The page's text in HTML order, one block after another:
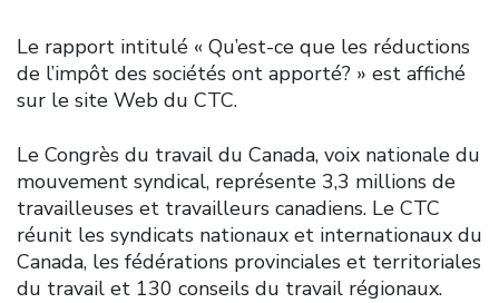
Le rapport intitulé « Qu’est-ce que les réductions
de l’impôt des sociétés ont apporté? » est affiché
sur le site Web du CTC.
Le Congrès du travail du Canada, voix nationale du
mouvement syndical, représente 3,3 millions de
travailleuses et travailleurs canadiens. Le CTC
réunit les syndicats nationaux et internationaux du
Canada, les fédérations provinciales et territoriales
du travail et 130 conseils du travail régionaux.